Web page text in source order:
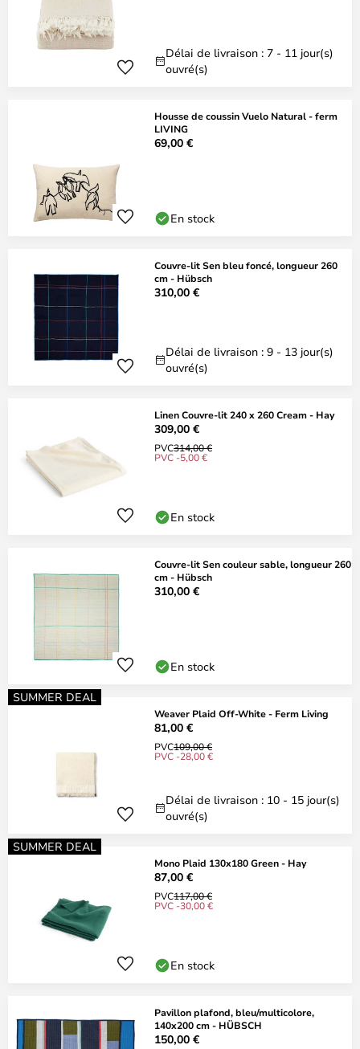
Délai de livraison : 7 - 11 jour(s)
ouvré(s)
Housse de coussin Vuelo Natural - ferm
LIVING
69,00 €
En stock
Couvre-lit Sen bleu foncé, longueur 260
cm - Hübsch
310,00 €
Délai de livraison : 9 - 13 jour(s)
ouvré(s)
Linen Couvre-lit 240 x 260 Cream - Hay
309,00 €
PVC314,00 €
PVC -5,00 €
En stock
Couvre-lit Sen couleur sable, longueur 260
cm - Hübsch
310,00 €
En stock
SUMMER DEAL
Weaver Plaid Off-White - Ferm Living
81,00 €
PVC109,00 €
PVC -28,00 €
Délai de livraison : 10 - 15 jour(s)
ouvré(s)
SUMMER DEAL
Mono Plaid 130x180 Green - Hay
87,00 €
PVC117,00 €
PVC -30,00 €
En stock
Pavillon plafond, bleu/multicolore,
140x200 cm - HÜBSCH
150,00 €